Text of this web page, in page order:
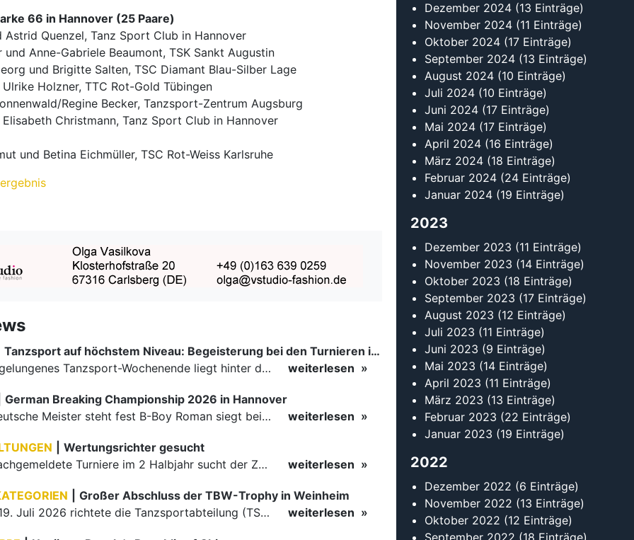
66 in Hannover (25 Paare)
Astrid Quenzel, Tanz Sport Club in Hannover
und Anne-Gabriele Beaumont, TSK Sankt Augustin
und Brigitte Salten, TSC Diamant Blau-Silber Lage
Holzner, TTC Rot-Gold Tübingen
Regine Becker, Tanzsport-Zentrum Augsburg
Elisabeth Christmann, Tanz Sport Club in Hannover
und Betina Eichmüller, TSC Rot-Weiss Karlsruhe
Tanzsport auf höchstem Niveau: Begeisterung bei den Turnieren in…
Ein rundum gelungenes Tanzsport-Wochenende liegt hinter den Paaren und Organisatoren in Enzklösterle. Am 1. und 2. August 2026 verwandelte sich die Festhalle wieder in einen lebendigen Mittelpunkt des…
weiterlesen
German Breaking Championship 2026 in Hannover
Der erste Deutsche Meister steht fest B-Boy Roman siegt bei den Juniors
weiterlesen
Wertungsrichter gesucht
Für einige nachgemeldete Turniere im 2 Halbjahr sucht der ZWE noch Wertungsrichter.
weiterlesen
Großer Abschluss der TBW-Trophy in Weinheim
Am 18. und 19. Juli 2026 richtete die Tanzsportabteilung (TSA) der TSG 1862 Weinheim das Abschlussturnier der diesjährigen TBW-Trophy-Serie aus. Zum traditionellen Saisonfinale kamen rund 400 Starts über…
weiterlesen
Dezember 2024 (13 Einträge)
November 2024 (11 Einträge)
Oktober 2024 (17 Einträge)
September 2024 (13 Einträge)
August 2024 (10 Einträge)
Juli 2024 (10 Einträge)
Juni 2024 (17 Einträge)
Mai 2024 (17 Einträge)
April 2024 (16 Einträge)
März 2024 (18 Einträge)
Februar 2024 (24 Einträge)
Januar 2024 (19 Einträge)
2023
Dezember 2023 (11 Einträge)
November 2023 (14 Einträge)
Oktober 2023 (18 Einträge)
September 2023 (17 Einträge)
August 2023 (12 Einträge)
Juli 2023 (11 Einträge)
Juni 2023 (9 Einträge)
Mai 2023 (14 Einträge)
April 2023 (11 Einträge)
März 2023 (13 Einträge)
Februar 2023 (22 Einträge)
Januar 2023 (19 Einträge)
2022
Dezember 2022 (6 Einträge)
November 2022 (13 Einträge)
Oktober 2022 (12 Einträge)